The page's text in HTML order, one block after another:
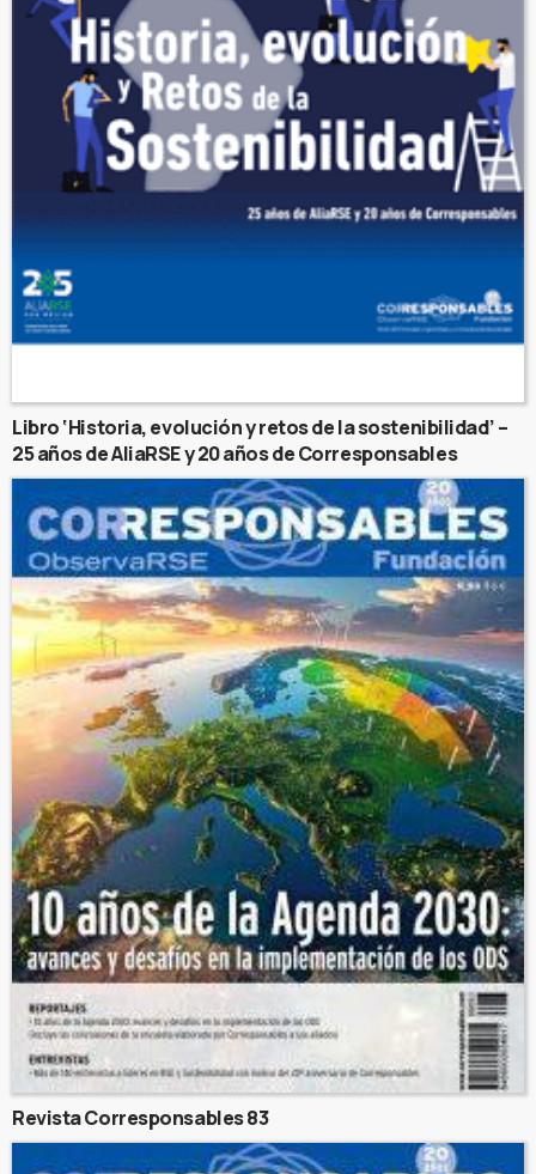
Libro ‘Historia, evolución y retos de la sostenibilidad’ –
25 años de AliaRSE y 20 años de Corresponsables
Revista Corresponsables 83